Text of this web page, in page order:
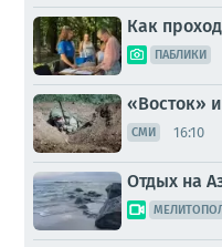
Как
ПАБЛИКИ
«Восток»
СМИ 16:10
Отдых на